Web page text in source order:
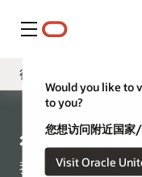
菜单
Would you like to
to you?
您想访问附近国家
Visit
行业
Cloud Applications
Cloud Infrastructure
行业 — 分析
我们致力于超越各行